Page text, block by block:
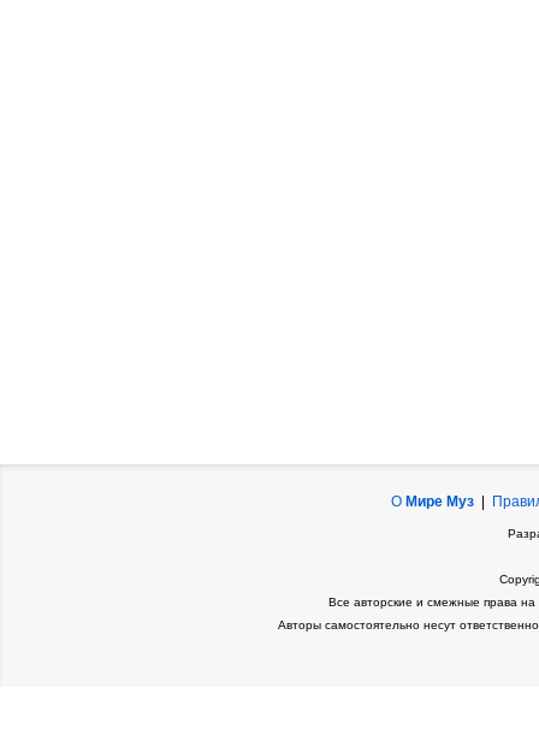
О Мире Муз|
Все авторские и смежные права
Авторы самостоятельно несут